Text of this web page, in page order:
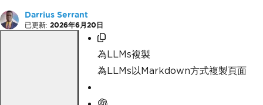
Darrius Serrant
已更新: 2026年6月20日
為LLMs複製
為LLMs以Markdown方式複製頁面